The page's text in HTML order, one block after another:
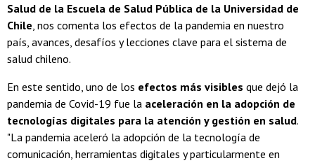
Salud de la Escuela de Salud Pública de la Universidad de
Chile, nos comenta los efectos de la pandemia en nuestro
país, avances, desafíos y lecciones clave para el sistema de
salud chileno.
En este sentido, uno de los efectos más visibles que dejó la
pandemia de Covid-19 fue la aceleración en la adopción de
tecnologías digitales para la atención y gestión en salud.
"La pandemia aceleró la adopción de la tecnología de
comunicación, herramientas digitales y particularmente en